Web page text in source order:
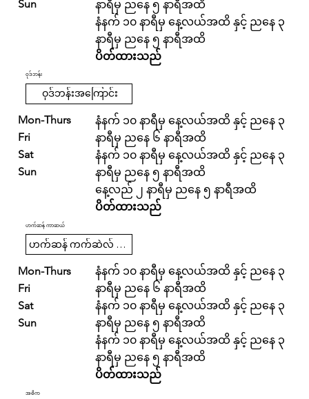
Sun
နာရီမှ ညနေ ၅ နာရီအထိ
နံနက် ၁၀ နာရီမှ နေ့လယ်အထိ နှင့် ညနေ ၃
နာရီမှ ညနေ ၅ နာရီအထိ
ပိတ်ထားသည်
ဝုဒ်ဘန်း
ဝုဒ်ဘန်းအကြောင်း
Mon-Thurs
Fri
Sat
Sun
နံနက် ၁၀ နာရီမှ နေ့လယ်အထိ နှင့် ညနေ ၃
နာရီမှ ညနေ ၆ နာရီအထိ
နံနက် ၁၀ နာရီမှ နေ့လယ်အထိ နှင့် ညနေ ၃
နာရီမှ ညနေ ၅ နာရီအထိ
နေ့လည် ၂ နာရီမှ ညနေ ၅ နာရီအထိ
ပိတ်ထားသည်
ဟက်ဆန် ကာဆယ်
ဟက်ဆန် ကက်ဆဲလ် အကြောင်း
Mon-Thurs
Fri
Sat
Sun
နံနက် ၁၀ နာရီမှ နေ့လယ်အထိ နှင့် ညနေ ၃
နာရီမှ ညနေ ၆ နာရီအထိ
နံနက် ၁၀ နာရီမှ နေ့လယ်အထိ နှင့် ညနေ ၃
နာရီမှ ညနေ ၅ နာရီအထိ
နံနက် ၁၀ နာရီမှ နေ့လယ်အထိ နှင့် ညနေ ၃
နာရီမှ ညနေ ၅ နာရီအထိ
ပိတ်ထားသည်
အဓိက